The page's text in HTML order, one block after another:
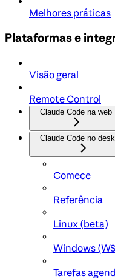
Melhores práticas
Plataformas e
Visão geral
Remote Control
Claude Code na web
Claude Code no
Comece
Referência
Linux (beta)
Windows
Tarefas